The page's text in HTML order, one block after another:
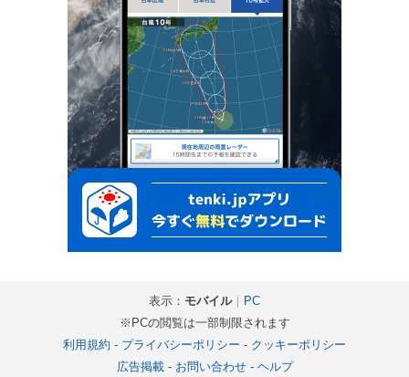
表示： モバイル｜ PC
※PCの閲覧は一部制限されます
利用規約 - プライバシーポリシー - クッキーポリシー
広告掲載- お問い合わせ- ヘルプ